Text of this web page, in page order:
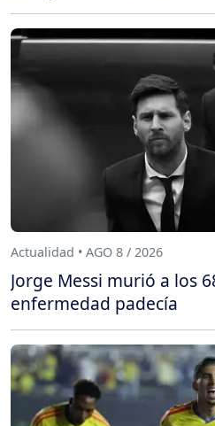
Actualidad • AGO 8 / 2026
Jorge Messi murió a los
enfermedad padecía